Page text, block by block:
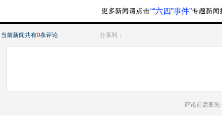
““六四”事件”
当前新闻共有0条评论 分享到：
评论前需要先